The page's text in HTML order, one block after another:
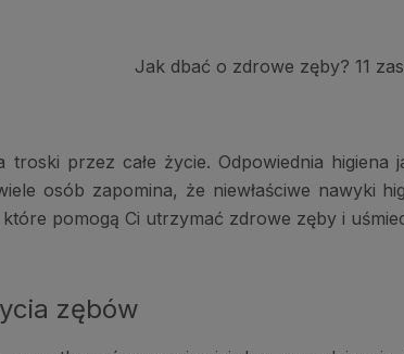
Jak dbać o zdrowe zęby? 11
przez całe życie. Odpowiednia
osób zapomina, że niewłaściwe
pomogą Ci utrzymać zdrowe zęby i
zębów